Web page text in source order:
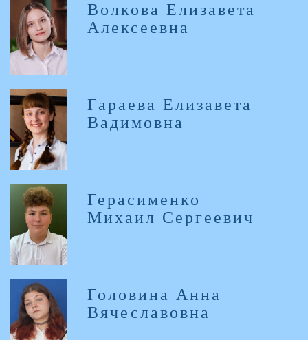
Волкова Елизавета
Алексеевна
Гараева Елизавета
Вадимовна
Герасименко
Михаил Сергеевич
Головина Анна
Вячеславовна